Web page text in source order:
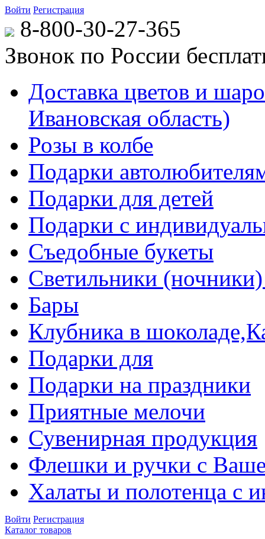
Войти Регистрация
8-800-30-27-365
Звонок по России
Доставка цветов и
Ивановская область)
Розы в колбе
Подарки
Подарки для детей
Подарки с
Съедобные букеты
Светильники
Бары
Клубника в
Подарки для
Подарки на праздники
Приятные мелочи
Сувенирная продукция
Флешки и ручки с
Халаты и полотенца с
Войти Регистрация
Каталог товаров